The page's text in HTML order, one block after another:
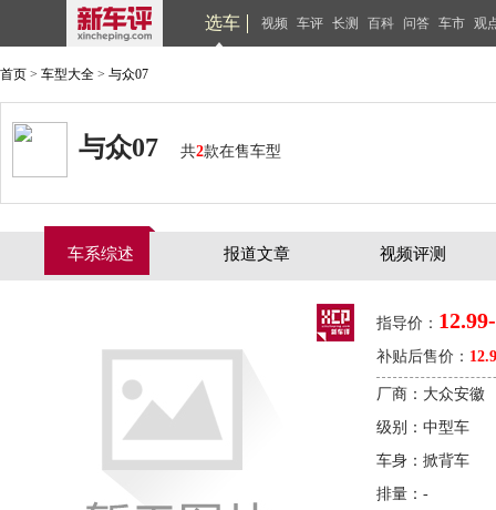
选车 视频 车评 长测 百科 问答 车市 观
首页 > 车型大全 > 与众07
与众07 共2款在售车型
车系综述 报道文章 视频评测
指导价：
补贴后售价：
厂商：大众安徽
级别：中型车
车身：掀背车
排量：-